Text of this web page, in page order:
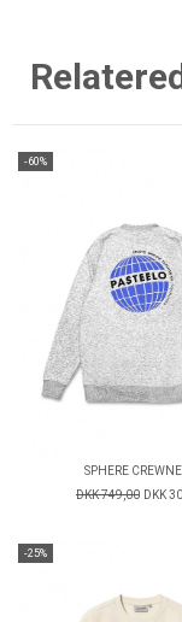
-60%
SPHERE
DKK 749,00 DKK
-25%